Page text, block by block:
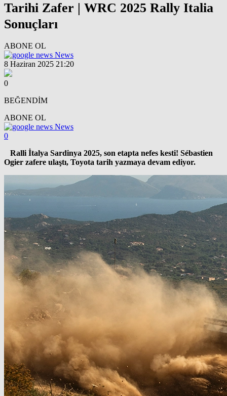
Tarihi Zafer | WRC 2025 Rally Italia
Sonuçları
ABONE OL
News
8 Haziran 2025 21:20
0
BEĞENDİM
ABONE OL
News
0
Ralli İtalya Sardinya 2025, son etapta nefes kesti! Sébastien
Ogier zafere ulaştı, Toyota tarih yazmaya devam ediyor.